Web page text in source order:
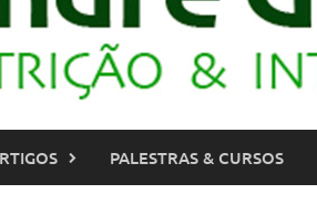
PALESTRAS & CURSOS